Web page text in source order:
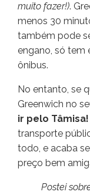
muito fazer!).
menos 30
também pode
engano, só tem
ônibus.
No entanto, se
Greenwich no
ir pelo Tâmisa!
transporte
todo, e acaba
preço bem
Postei